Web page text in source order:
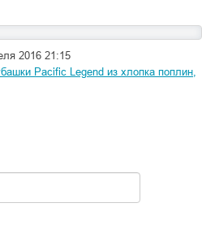
2016 21:15
Pacific Legend из хлопка поплин,